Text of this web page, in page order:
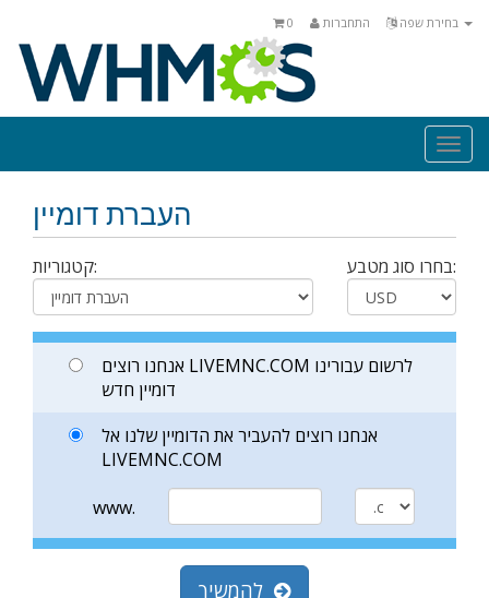
התחברות 0
העברת דומיין
קטגוריות: בחרו סוג מטבע:
אנחנו רוצים LIVEMNC.COM לרשום עבורינו
דומיין חדש
אנחנו רוצים להעביר את הדומיין שלנו אל
LIVEMNC.COM
www.